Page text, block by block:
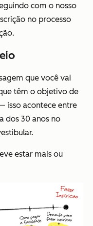
com o nosso
no processo
que você vai
têm o objetivo de
isso acontece entre
dos 30 anos no
estar mais ou